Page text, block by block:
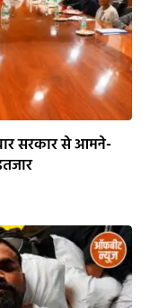
सरकार से आमने-